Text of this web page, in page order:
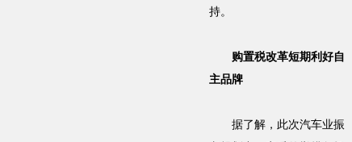
持。
购置税改革短期利好自
主品牌
据了解，此次汽车业振